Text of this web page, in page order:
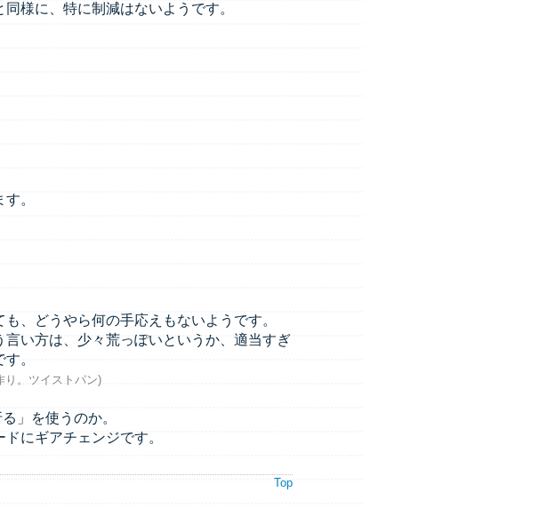
様に、特に制減はないようです。
。
、どうやら何の手応えもないようです。
い方は、少々荒っぽいというか、適当すぎ
。
り。ツイストパン)
」を使うのか。
にギアチェンジです。
Top